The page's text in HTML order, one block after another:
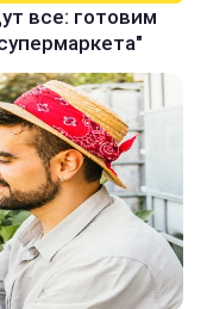
все: готовим